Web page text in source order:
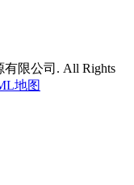
限公司. All Rights
地图